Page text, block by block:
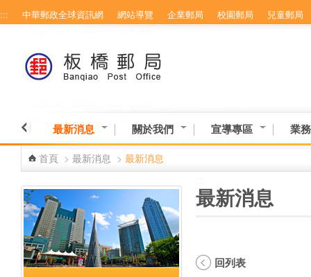
跳到主要內容區塊
::: 中華郵政全球資訊網 網站導覽 企業郵局 校園郵局 兒童郵局
最新消息 關於我們 宣導專區 業
首頁 > 最新消息 > 最新消息
最新消息
回列表